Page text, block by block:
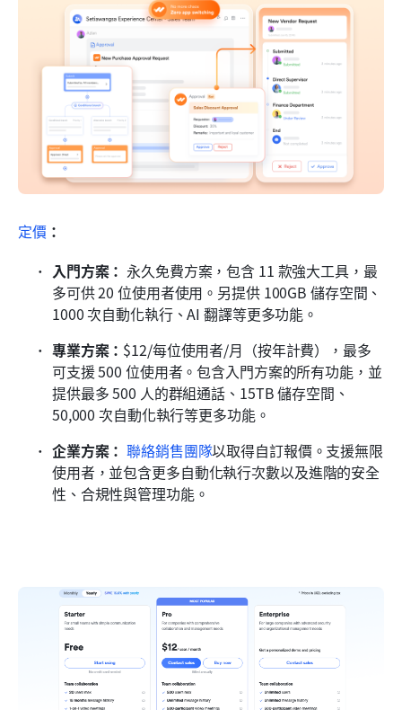
定價：
入門方案： 永久免費方案，包含 11 款強大工具，最
多可供 20 位使用者使用。另提供 100GB 儲存空間、
1000 次自動化執行、AI 翻譯等更多功能。
專業方案： $12/每位使用者/月（按年計費），最多
可支援 500 位使用者。包含入門方案的所有功能，並
提供最多 500 人的群組通話、15TB 儲存空間、
50,000 次自動化執行等更多功能。
企業方案： 聯絡銷售團隊以取得自訂報價。支援無限
使用者，並包含更多自動化執行次數以及進階的安全
性、合規性與管理功能。